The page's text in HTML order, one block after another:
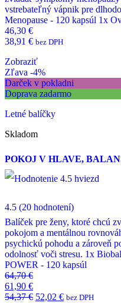
vstrebateľný vápnik pre
Menopause - 120 kapsúl 1x
46,30 €
38,91 € bez DPH
Zobraziť
Zľava -4%
Darček v pokladni
Doprava zadarmo
Letné balíčky
Skladom
POKOJ V HLAVE,
4.5 (20 hodnotení)
Balíček pre ženy, ktoré chcú
pokojom a mentálnou
psychickú pohodu a zároveň
odolnosť voči stresu. 1x
POWER - 120 kapsúl
64,70€
61,90 €
54,37€ 52,02 € bez DPH